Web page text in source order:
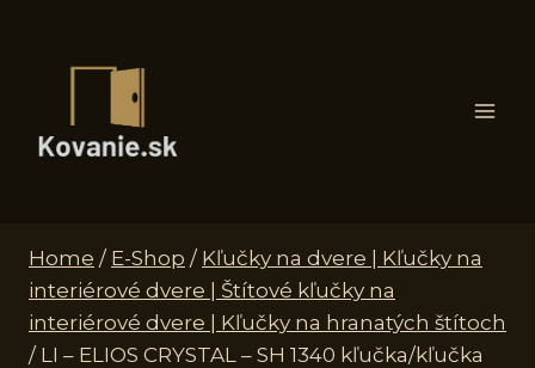
Home / E-Shop / Kľučky na dvere | Kľučky na
interiérové dvere | Štítové kľučky na
interiérové dvere | Kľučky na hranatých štítoch
/ LI – ELIOS CRYSTAL – SH 1340 kľučka/kľučka